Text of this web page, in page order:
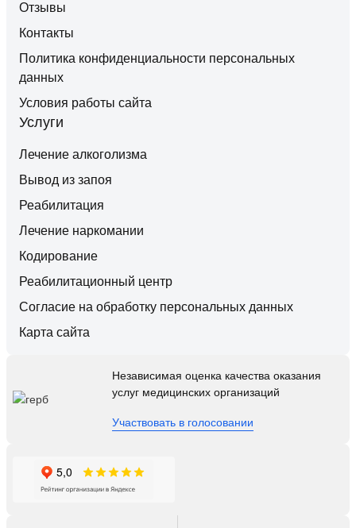
Отзывы
Контакты
Политика конфиденциальности персональных
данных
Условия работы сайта
Услуги
Лечение алкоголизма
Вывод из запоя
Реабилитация
Лечение наркомании
Кодирование
Реабилитационный центр
Согласие на обработку персональных данных
Карта сайта
Независимая оценка качества оказания
услуг медицинских организаций
Участвовать в голосовании